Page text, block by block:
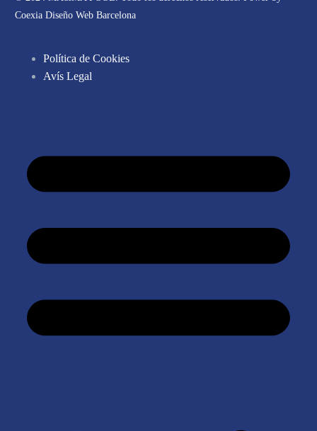
Coexia Diseño Web Barcelona
Política de Cookies
Avís Legal